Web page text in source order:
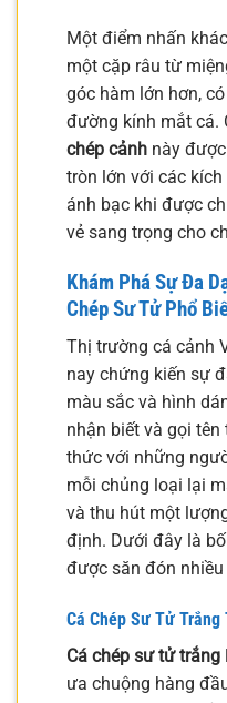
Một điểm nhấn
một cặp râu từ
góc hàm lớn hơn,
đường kính mắt cá.
chép cảnh này
tròn lớn với các
ánh bạc khi được
vẻ sang trọng cho
Khám Phá Sự Đa
Chép Sư Tử Phổ
Thị trường cá cảnh
nay chứng kiến sự
màu sắc và hình
nhận biết và gọi
thức với những
mỗi chủng loại lại
và thu hút một
định. Dưới đây là
được săn đón nhiều
Cá Chép Sư Tử Trắng
Cá chép sư tử trắng
ưa chuộng hàng